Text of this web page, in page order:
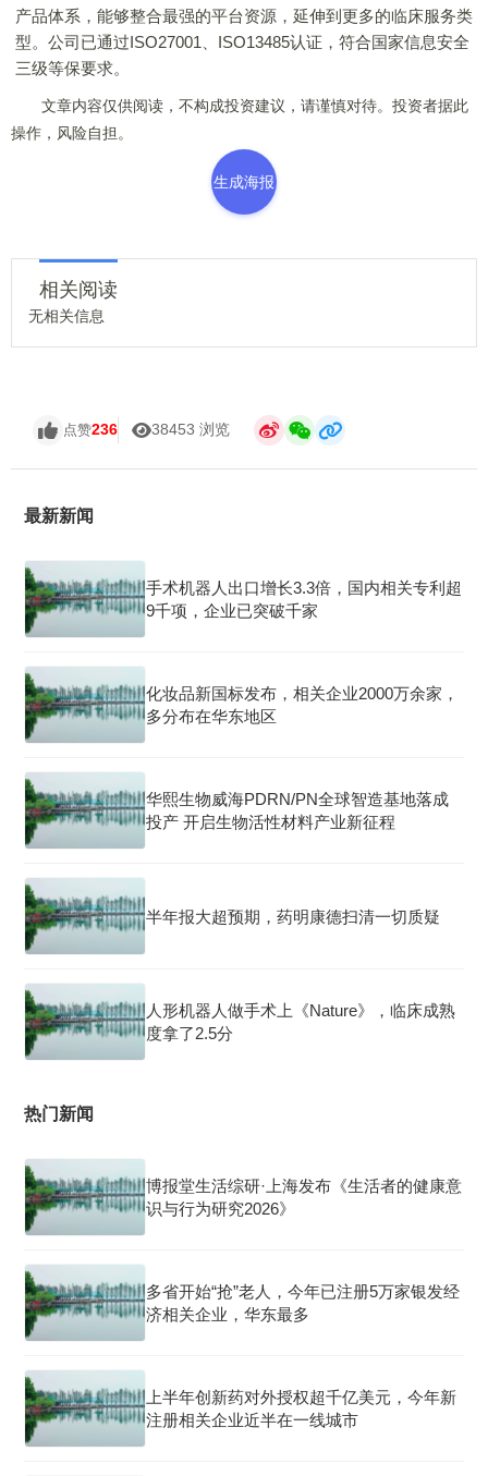
产品体系，能够整合最强的平台资源，延伸到更多的临床服务类
型。公司已通过ISO27001、ISO13485认证，符合国家信息安全
三级等保要求。
文章内容仅供阅读，不构成投资建议，请谨慎对待。投资者据此
操作，风险自担。
生成海报
相关阅读
无相关信息
点赞236 38453 浏览
最新新闻
手术机器人出口增长3.3倍，国内相关专利超
9千项，企业已突破千家
化妆品新国标发布，相关企业2000万余家，
多分布在华东地区
华熙生物威海PDRN/PN全球智造基地落成
投产 开启生物活性材料产业新征程
半年报大超预期，药明康德扫清一切质疑
人形机器人做手术上《Nature》，临床成熟
度拿了2.5分
热门新闻
博报堂生活综研·上海发布《生活者的健康意
识与行为研究2026》
多省开始“抢”老人，今年已注册5万家银发经
济相关企业，华东最多
上半年创新药对外授权超千亿美元，今年新
注册相关企业近半在一线城市